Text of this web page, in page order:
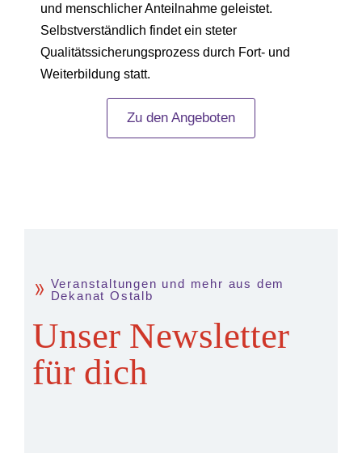
und menschlicher Anteilnahme geleistet.
Selbstverständlich findet ein steter
Qualitätssicherungsprozess durch Fort- und
Weiterbildung statt.
Zu den Angeboten
Veranstaltungen und mehr aus dem
Dekanat Ostalb
Unser Newsletter
für dich